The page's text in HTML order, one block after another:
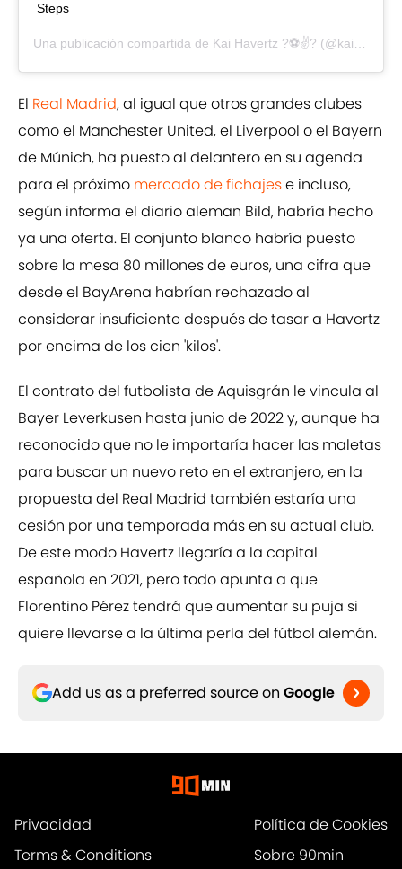
Steps
Una publicación compartida de Kai Havertz ?⚽️✌? (@kaihavertz29) el
El Real Madrid, al igual que otros grandes clubes
como el Manchester United, el Liverpool o el Bayern
de Múnich, ha puesto al delantero en su agenda
para el próximo mercado de fichajese incluso,
según informa el diario aleman Bild, habría hecho
ya una oferta. El conjunto blanco habría puesto
sobre la mesa 80 millones de euros, una cifra que
desde el BayArena habrían rechazado al
considerar insuficiente después de tasar a Havertz
por encima de los cien 'kilos'.
El contrato del futbolista de Aquisgrán le vincula al
Bayer Leverkusen hasta junio de 2022 y, aunque ha
reconocido que no le importaría hacer las maletas
para buscar un nuevo reto en el extranjero, en la
propuesta del Real Madrid también estaría una
cesión por una temporada más en su actual club.
De este modo Havertz llegaría a la capital
española en 2021, pero todo apunta a que
Florentino Pérez tendrá que aumentar su puja si
quiere llevarse a la última perla del fútbol alemán.
Add us as a preferred source on Google
Privacidad
Política de Cookies
Terms & Conditions
Sobre 90min